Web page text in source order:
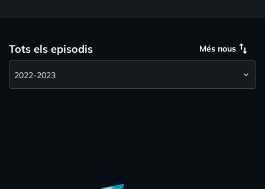
Tots els episodis Més nous swap_vert